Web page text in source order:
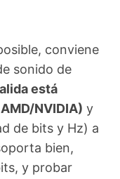
conviene
sonido de
está
NVIDIA) y
de bits y Hz) a
bien,
y probar